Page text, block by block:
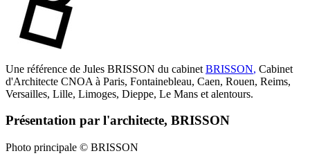
Une référence de Jules BRISSON du cabinet BRISSON, Cabinet
d'Architecte CNOA à Paris, Fontainebleau, Caen, Rouen, Reims,
Versailles, Lille, Limoges, Dieppe, Le Mans et alentours.
Présentation par l'architecte, BRISSON
Photo principale © BRISSON